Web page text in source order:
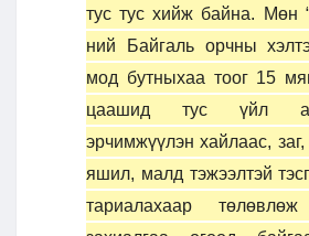
тус тус хийж байна. Мөн
ний Байгаль орчны
мод бутныхаа тоог 15
цаашид тус үйл
эрчимжүүлэн хайлаас,
яшил, малд тэжээлтэй
тариалахаар